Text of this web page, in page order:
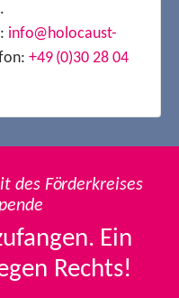
info@holocaust-
+49 (0)30 28 04
des Förderkreises
Ein
Rechts!